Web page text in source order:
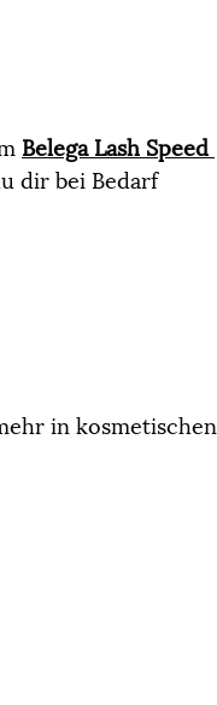
Belega Lash Speed
dir bei Bedarf
in kosmetischen